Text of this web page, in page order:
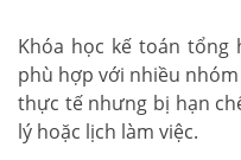
Khóa học kế toán tổng
phù hợp với nhiều
thực tế nhưng bị hạn
lý hoặc lịch làm việc.